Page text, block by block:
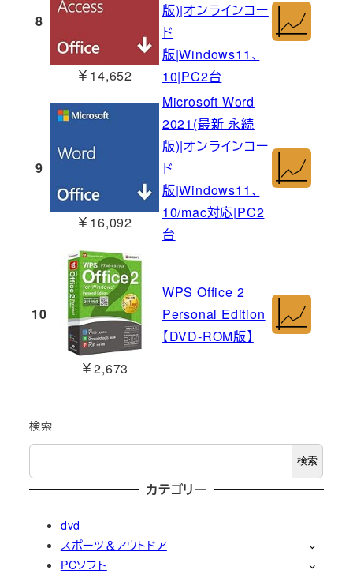
8
￥14,652
版)|オンラインコー
ド
版|Windows11、
10|PC2台
9
￥16,092
Microsoft Word
2021(最新 永続
版)|オンラインコー
ド
版|Windows11、
10/mac対応|PC2
台
10
￥2,673
WPS Office 2
Personal Edition
【DVD-ROM版】
検索
検索
カテゴリー
dvd
スポーツ＆アウトドア
PCソフト